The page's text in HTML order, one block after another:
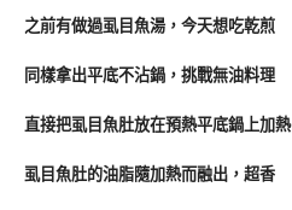
之前有做過虱目魚湯，今天想吃乾煎
同樣拿出平底不沾鍋，挑戰無油料理
直接把虱目魚肚放在預熱平底鍋上加熱
虱目魚肚的油脂隨加熱而融出，超香